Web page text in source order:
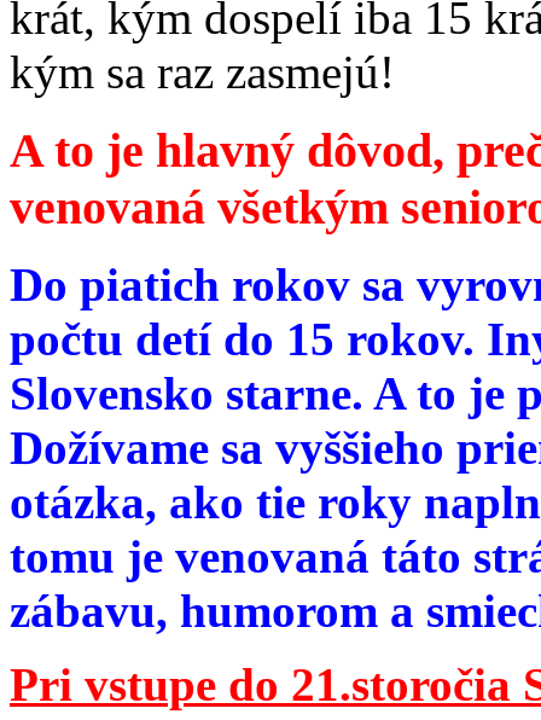
krát, kým dospelí iba 15
kým sa raz zasmejú!
A to je hlavný dôvod,
venovaná všetkým
Do piatich rokov sa
počtu detí do 15 rokov.
Slovensko starne. A to je
Dožívame sa vyššieho
otázka, ako tie roky
tomu je venovaná táto
zábavu, humorom a
Pri vstupe do 21.storočia